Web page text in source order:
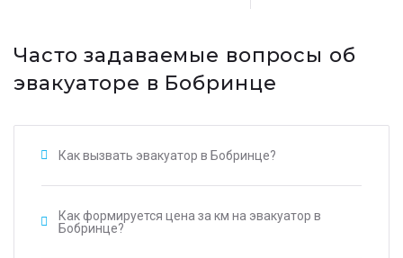
Часто задаваемые вопросы об
эвакуаторе в Бобринце
Как вызвать эвакуатор в Бобринце?
Как формируется цена за км на эвакуатор в
Бобринце?